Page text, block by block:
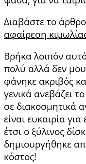
Διαβάστε το
αφαίρεση
Βρήκα λοιπόν
πολύ αλλά δεν
φάνηκε ακριβός
γενικά ανεβάζει
σε διακοσμητικά
είναι ευκαιρία
έτσι ο ξύλινος
δημιουργήθηκε
κόστος!